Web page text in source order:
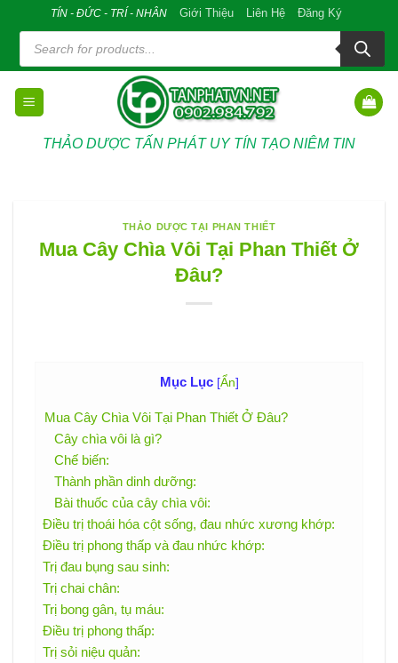
content
TÍN - ĐỨC - TRÍ - NHÂN Giới Thiệu Liên Hệ Đăng Ký
Tìm
kiếm
sản
phẩm
THẢO DƯỢC TẤN PHÁT UY TÍN TẠO NIÊM TIN
THẢO DƯỢC TẠI PHAN THIẾT
Mua Cây Chìa Vôi Tại Phan Thiết Ở
Đâu?
Mục Lục [Ẩn]
Mua Cây Chìa Vôi Tại Phan Thiết Ở Đâu?
Cây chìa vôi là gì?
Chế biến:
Thành phần dinh dưỡng:
Bài thuốc của cây chìa vôi:
Điều trị thoái hóa cột sống, đau nhức xương khớp:
Điều trị phong thấp và đau nhức khớp:
Trị đau bụng sau sinh:
Trị chai chân:
Trị bong gân, tụ máu:
Điều trị phong thấp:
Trị sỏi niệu quản: